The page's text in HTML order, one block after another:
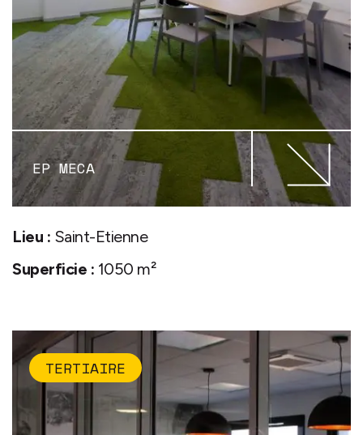
EP MECA
Lieu : Saint-Etienne
Superficie : 1050 m²
TERTIAIRE